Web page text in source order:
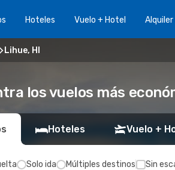
Hoteles Vuelo + Hotel
Lihue, HI
los vuelos más
Hoteles Vuelo +
Solo ida Múltiples destinos Sin